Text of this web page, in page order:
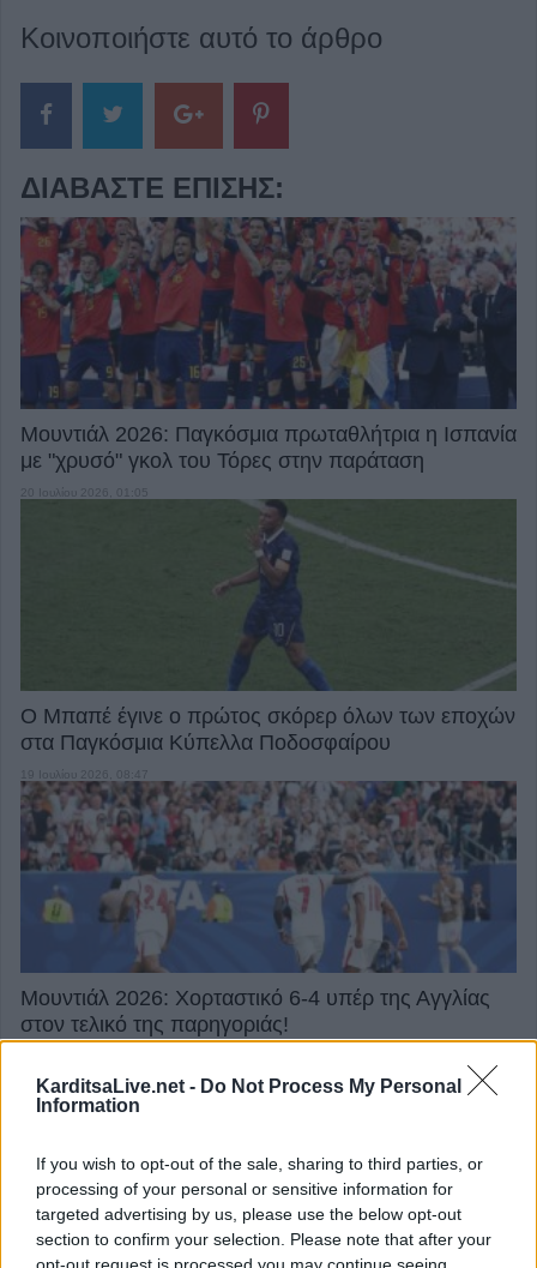
KarditsaLive.net - Do Not Process My Personal
Information
If you wish to opt-out of the sale, sharing to third parties, or
processing of your personal or sensitive information for
targeted advertising by us, please use the below opt-out
section to confirm your selection. Please note that after your
opt-out request is processed you may continue seeing
Κοινοποιήστε αυτό το άρθρο
ΔΙΑΒΆΣΤΕ ΕΠΊΣΗΣ:
Μουντιάλ 2026: Παγκόσμια πρωταθλήτρια η Ισπανία
με "χρυσό" γκολ του Τόρες στην παράταση
Ο Μπαπέ έγινε ο πρώτος σκόρερ όλων των εποχών
στα Παγκόσμια Κύπελλα Ποδοσφαίρου
19 Ιουλίου 2026, 08:47
Μουντιάλ 2026: Χορταστικό 6-4 υπέρ της Αγγλίας
στον τελικό της παρηγοριάς!